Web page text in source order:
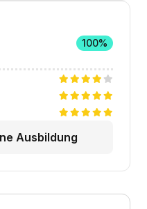
100%
Ausbildung